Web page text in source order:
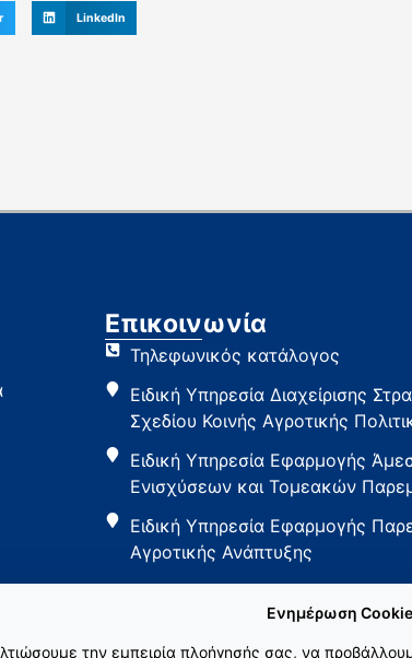
LinkedIn
Επικοινωνία
Τηλεφωνικός κατάλογος
Ειδική Υπηρεσία Διαχείρισης
Σχεδίου Κοινής Αγροτικής
Ειδική Υπηρεσία Εφαρμογής
Ενισχύσεων και Τομεακών
Ειδική Υπηρεσία Εφαρμογής
Αγροτικής Ανάπτυξης
Ενημέρωση Cookie
την εμπειρία πλοήγησής σας, να